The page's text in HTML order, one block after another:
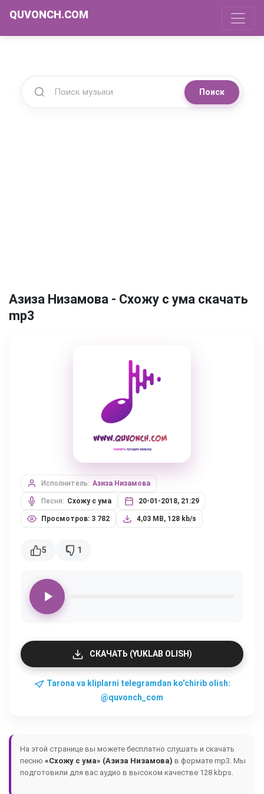
QUVONCH.COM
Поиск
Азиза Низамова - Схожу с ума скачать
mp3
Исполнитель: Азиза Низамова
Песня: Схожу с ума 20-01-2018, 21:29
Просмотров: 3 782 4,03 MB, 128 kb/s
5 1
СКАЧАТЬ (YUKLAB OLISH)
Tarona va kliplarni telegramdan ko'chirib olish:
@quvonch_com
На этой странице вы можете бесплатно слушать и скачать
песню «Схожу с ума» (Азиза Низамова) в формате mp3. Мы
подготовили для вас аудио в высоком качестве 128 kbps.